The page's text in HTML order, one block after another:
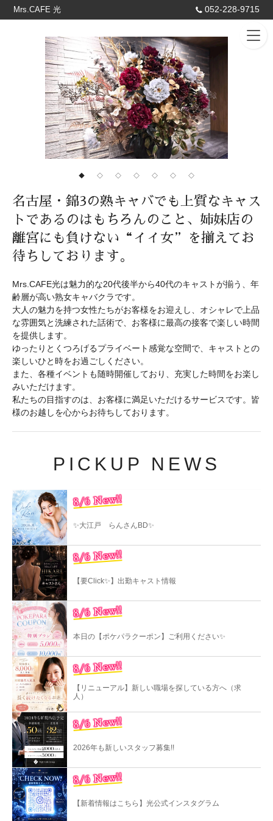
Mrs.CAFE 光 052-228-9715
◆ ◇ ◇ ◇ ◇ ◇ ◇
名古屋・錦3の熟キャバでも上質なキャス
トであるのはもちろんのこと、姉妹店の
離宮にも負けない“イイ女”を揃えてお
待ちしております。
Mrs.CAFE光は魅力的な20代後半から40代のキャストが揃う、年
齢層が高い熟女キャバクラです。
大人の魅力を持つ女性たちがお客様をお迎えし、オシャレで上品
な雰囲気と洗練された話術で、お客様に最高の接客で楽しい時間
を提供します。
ゆったりとくつろげるプライベート感覚な空間で、キャストとの
楽しいひと時をお過ごしください。
また、各種イベントも随時開催しており、充実した時間をお楽し
みいただけます。
私たちの目指すのは、お客様に満足いただけるサービスです。皆
様のお越しを心からお待ちしております。
PICKUP NEWS
8/6 New!!
✨大江戸 らんさんBD✨
8/6 New!!
【要Click✨】出勤キャスト情報
8/6 New!!
本日の【ポケパラクーポン】ご利用ください✨
8/6 New!!
【リニューアル】新しい職場を探している方へ（求
人）
8/6 New!!
2026年も新しいスタッフ募集!!
8/6 New!!
【新着情報はこちら】光公式インスタグラム